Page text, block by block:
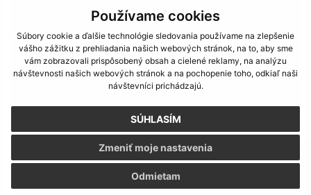
Používame cookies
Súbory cookie a ďalšie technológie sledovania používame na zlepšenie
vášho zážitku z prehliadania našich webových stránok, na to, aby sme
vám zobrazovali prispôsobený obsah a cielené reklamy, na analýzu
návštevnosti našich webových stránok a na pochopenie toho, odkiaľ naši
návštevníci prichádzajú.
SÚHLASÍM
Odmietam
Zmeniť moje nastavenia
Vianočná výzdoba cirkevných chrámov